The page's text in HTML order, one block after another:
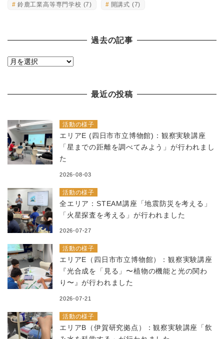
鈴鹿工業高等専門学校 (7) 開講式 (7)
過去の記事
過
最近の投稿
活動の様子
エリアE (四日市市立博物館)：観察実験講座
「星までの距離を調べてみよう」が行われまし
た
2026-08-03
活動の様子
全エリア：STEAM講座「地震防災を考える」
「火星探査を考える」が行われました
2026-07-27
活動の様子
エリアE（四日市市立博物館）：観察実験講座
『光合成を「見る」〜植物の機能と光の関わ
り〜』が行われました
2026-07-21
活動の様子
エリアB（伊賀研究拠点）：観察実験講座「飲